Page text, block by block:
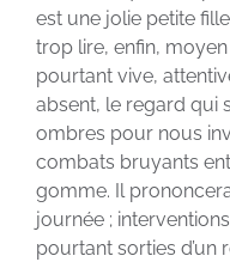
est une jolie petite
trop lire, enfin,
pourtant vive,
absent, le regard qui
ombres pour nous
combats bruyants
gomme. Il
journée ;
pourtant sorties d’un